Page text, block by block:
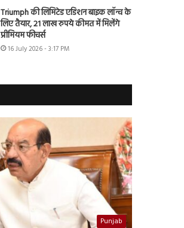
Triumph की लिमिटेड एडिशन बाइक लॉन्च के
लिए तैयार, 21 लाख रुपये कीमत में मिलेंगे
प्रीमियम फीचर्स
16 July 2026 - 3:17 PM
Punjab